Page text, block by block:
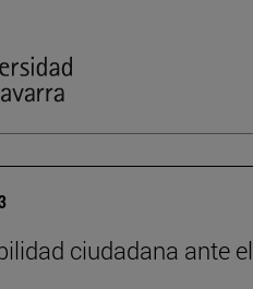
ciudadana ante